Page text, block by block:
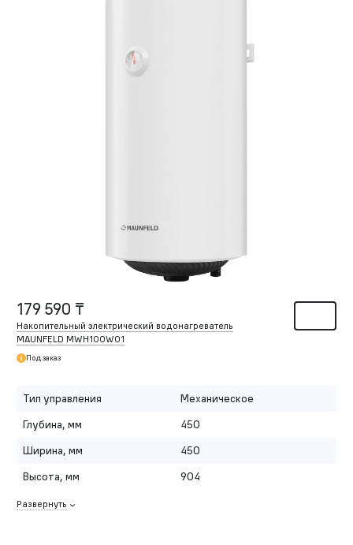
179 590 ₸
Накопительный электрический водонагреватель
MAUNFELD MWH100W01
Под заказ
Тип управления
Механическое
Глубина, мм
450
Ширина, мм
450
Высота, мм
904
Развернуть